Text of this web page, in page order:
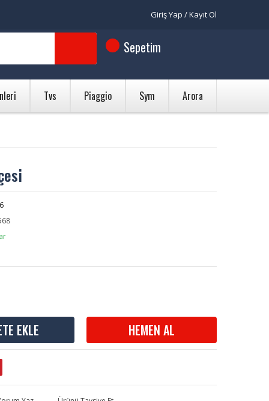
Giriş Yap / Kayıt Ol
Sepetim
Tvs Piaggio Sym Arora
EKLE HEMEN AL